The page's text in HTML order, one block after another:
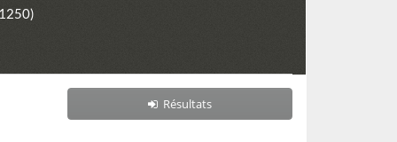
Résultats